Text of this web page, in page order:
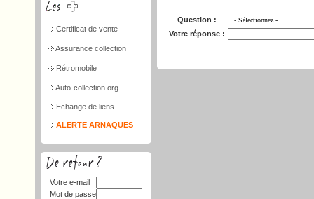
Certificat de vente
Assurance collection
Rétromobile
Auto-collection.org
Echange de liens
ALERTE ARNAQUES
Votre e-mail
Mot de passe
Question :
Votre réponse :